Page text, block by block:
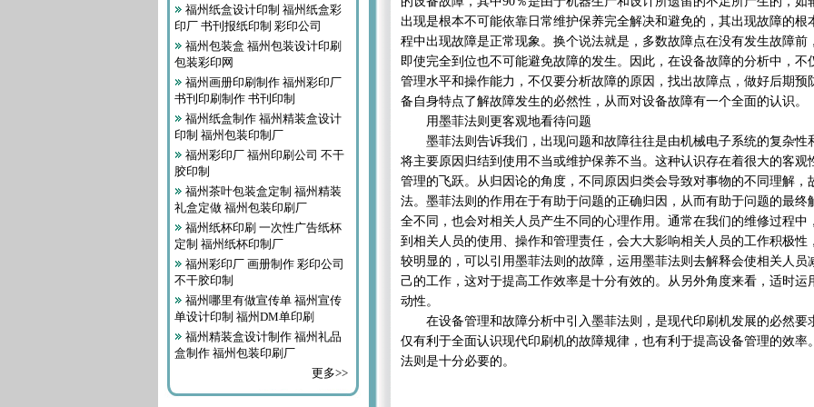
福州纸盒设计印制 福州纸盒彩
印厂 书刊报纸印制 彩印公司
福州包装盒 福州包装设计印刷
包装彩印网
福州画册印刷制作 福州彩印厂
书刊印刷制作 书刊印制
福州纸盒制作 福州精装盒设计
印制 福州包装印制厂
福州彩印厂 福州印刷公司 不干
胶印制
福州茶叶包装盒定制 福州精装
礼盒定做 福州包装印刷厂
福州纸杯印刷 一次性广告纸杯
定制 福州纸杯印制厂
福州彩印厂 画册制作 彩印公司
不干胶印制
福州哪里有做宣传单 福州宣传
单设计印制 福州DM单印刷
福州精装盒设计制作 福州礼品
盒制作 福州包装印刷厂
更多>>
出现是根本不可能依靠日常维护保养完全解决和避免的，其出现故障的
程中出现故障是正常现象。换个说法就是，多数故障点在没有发生故障
即使完全到位也不可能避免故障的发生。因此，在设备故障的分析中，
管理水平和操作能力，不仅要分析故障的原因，找出故障点，做好后期
备自身特点了解故障发生的必然性，从而对设备故障有一个全面的认识。
用墨菲法则更客观地看待问题
墨菲法则告诉我们，出现问题和故障往往是由机械电子系统的复杂性
将主要原因归结到使用不当或维护保养不当。这种认识存在着很大的客
管理的飞跃。从归因论的角度，不同原因归类会导致对事物的不同理解
法。墨菲法则的作用在于有助于问题的正确归因，从而有助于问题的最
全不同，也会对相关人员产生不同的心理作用。通常在我们的维修过程
到相关人员的使用、操作和管理责任，会大大影响相关人员的工作积极
较明显的，可以引用墨菲法则的故障，运用墨菲法则去解释会使相关人
己的工作，这对于提高工作效率是十分有效的。从另外角度来看，适时
动性。
在设备管理和故障分析中引入墨菲法则，是现代印刷机发展的必然要
仅有利于全面认识现代印刷机的故障规律，也有利于提高设备管理的效
法则是十分必要的。